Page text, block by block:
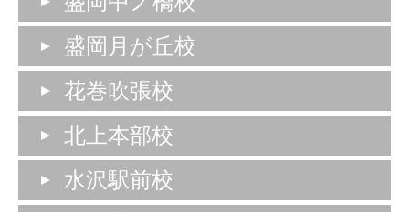
盛岡月が丘校
花巻吹張校
北上本部校
水沢駅前校